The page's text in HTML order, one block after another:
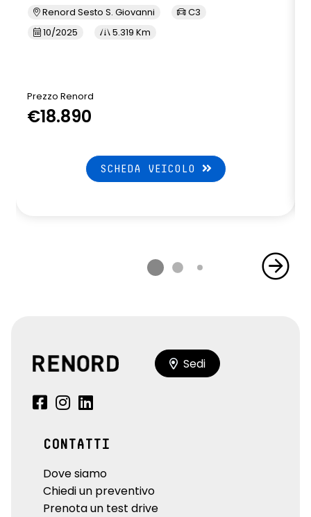
Renord Sesto S. Giovanni
C3
10/2025
5.319 Km
Prezzo Renord
€18.890
SCHEDA VEICOLO
Sedi
CONTATTI
Dove siamo
Chiedi un preventivo
Prenota un test drive